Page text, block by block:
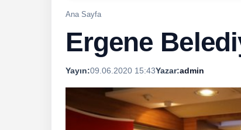
Ana Sayfa
Ergene
Yayın:09.06.2020 15:43Yazar:admin